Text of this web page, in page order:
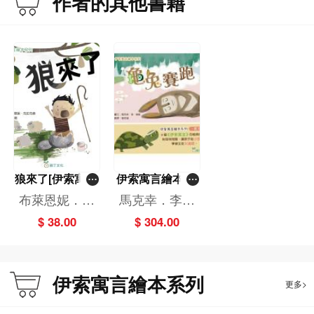
狼來了[伊索寓言
繪本系列]
布萊恩妮．克
拉克森
$ 38.00
伊索寓言繪本系
列（一套8冊）
馬克幸．李．
麥凱,貝姬．戴
維斯,布萊恩
$ 304.00
伊索寓言繪本系列 更多>